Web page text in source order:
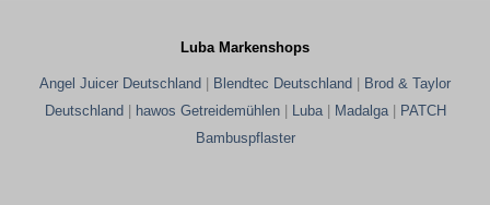
Luba Markenshops
Angel Juicer Deutschland Blendtec Deutschland
Brod & Taylor
Deutschland
hawos Getreidemühlen| Luba| Madalga|
PATCH
Bambuspflaster